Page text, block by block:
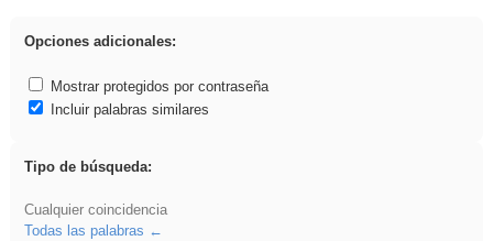
Opciones adicionales:
Mostrar protegidos por contraseña
Incluir palabras similares
Tipo de búsqueda:
Cualquier coincidencia
Todas las palabras